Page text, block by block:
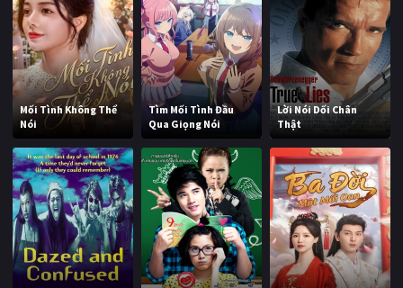
Mối Tình Không Thể
Nói
Tìm Mối Tình Đầu
Qua Giọng Nói
Lời Nói Dối Chân
Thật